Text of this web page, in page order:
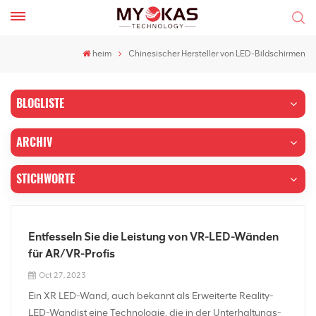
heim Chinesischer Hersteller von LED-Bildschirmen
BLOGLISTE
ARCHIV
STICHWORTE
Entfesseln Sie die Leistung von VR-LED-Wänden
für AR/VR-Profis
Oct 27, 2023
Ein XR LED-Wand, auch bekannt als Erweiterte Reality-
LED-Wandist eine Technologie, die in der Unterhaltungs-